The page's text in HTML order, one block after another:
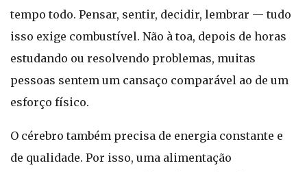
tempo todo. Pensar, sentir, decidir, lembrar — tudo
isso exige combustível. Não à toa, depois de horas
estudando ou resolvendo problemas, muitas
pessoas sentem um cansaço comparável ao de um
esforço físico.
O cérebro também precisa de energia constante e
de qualidade. Por isso, uma alimentação